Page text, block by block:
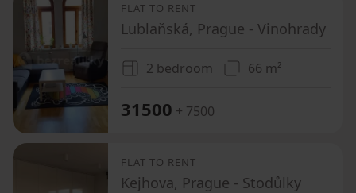
FLAT TO RENT
Lublaňská, Prague - Vinohrady
2 bedroom 66 m²
31500 + 7500
FLAT TO RENT
Kejhova, Prague - Stodůlky